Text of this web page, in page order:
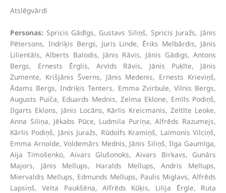
Atslēgvārdi
Personas: Spricis Gādīgs, Gustavs Siliņš, Spricis Juražs, Jānis
Pētersons, Indriķis Bergs, Juris Linde, Ēriks Melbārdis, Jānis
Lilientāls, Alberts Balodis, Jānis Rāvis, Jānis Gādigs, Antons
Bergs, Ernests Ērglis, Arvīds Rāvis, Jānis Puķīte, Jānis
Zumente, Krišjānis Šverns, Jānis Medenis, Ernests Krieviņš,
Ādams Bergs, Indriķis Tenters, Emma Zvirbule, Vilnis Bergs,
Augusts Puiča, Eduards Mednis, Zelma Eklone, Emīls Podiņš,
Ilgarts Eklons, Jānis Locāns, Kārlis Kreicmanis, Zeltīte Leoke,
Anna Siliņa, Jēkabs Pūce, Ludmila Puriņa, Alfrēds Razumejs,
Kārlis Podiņš, Jānis Juražs, Rūdolfs Kramiņš, Laimonis Vilciņš,
Emma Arnolde, Voldemārs Mednis, Jānis Siliņš, Ilga Gaumīga,
Aija Timošenko, Aivars Glušonoks, Aivars Birkavs, Gunārs
Majors, Jānis Mellups, Haralds Mellups, Andris Mellups,
Miervaldis Mellups, Edmunds Mellups, Paulis Miglavs, Alfrēds
Lapsiņš, Velta Paukšēna, Alfrēds Kūķis, Lilija Ērgle, Ruta